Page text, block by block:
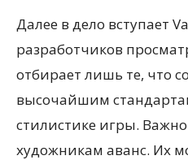
Далее в дело вступает
разработчиков
отбирает лишь те, что
высочайшим
стилистике игры.
художникам аванс. Их